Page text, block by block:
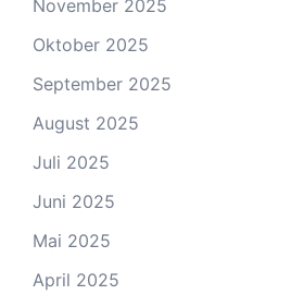
November 2025
Oktober 2025
September 2025
August 2025
Juli 2025
Juni 2025
Mai 2025
April 2025